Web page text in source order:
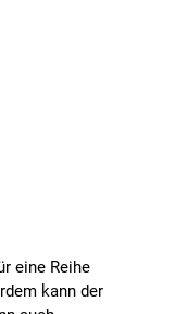
eine Reihe
kann der